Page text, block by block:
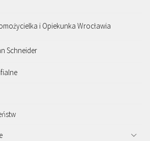
i Opiekunka Wrocławia
Schneider